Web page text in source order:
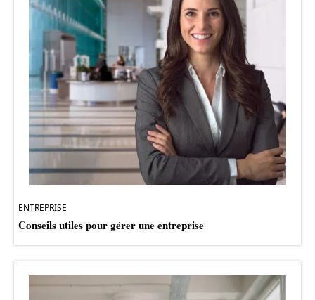
ENTREPRISE
Conseils utiles pour gérer une entreprise